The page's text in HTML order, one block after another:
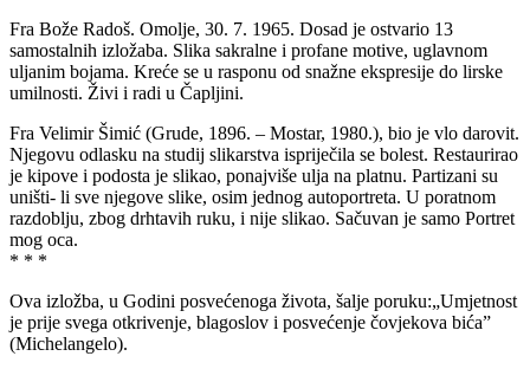
Fra Bože Radoš. Omolje, 30. 7. 1965. Dosad je ostvario 13
samostalnih izložaba. Slika sakralne i profane motive, uglavnom
uljanim bojama. Kreće se u rasponu od snažne ekspresije do lirske
umilnosti. Živi i radi u Čapljini.
Fra Velimir Šimić (Grude, 1896. – Mostar, 1980.), bio je vlo darovit.
Njegovu odlasku na studij slikarstva ispriječila se bolest. Restaurirao
je kipove i podosta je slikao, ponajviše ulja na platnu. Partizani su
uništi- li sve njegove slike, osim jednog autoportreta. U poratnom
razdoblju, zbog drhtavih ruku, i nije slikao. Sačuvan je samo Portret
mog oca.
* * *
Ova izložba, u Godini posvećenoga života, šalje poruku:„Umjetnost
je prije svega otkrivenje, blagoslov i posvećenje čovjekova bića”
(Michelangelo).